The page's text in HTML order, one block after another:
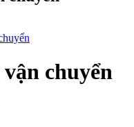
chuyển